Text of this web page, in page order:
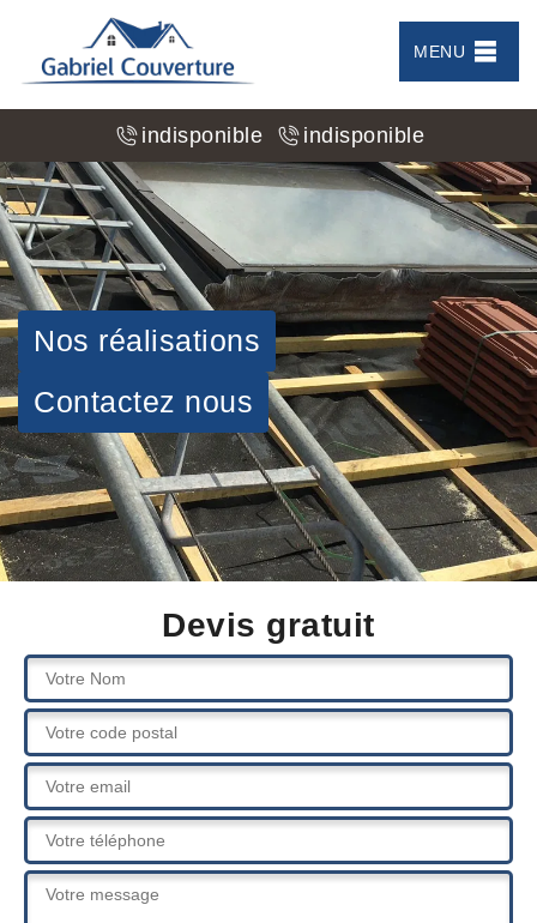
MENU
indisponible indisponible
Nos réalisations
Contactez nous
Devis gratuit